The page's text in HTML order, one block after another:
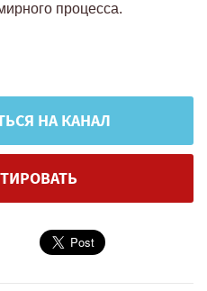
процесса.
НА КАНАЛ